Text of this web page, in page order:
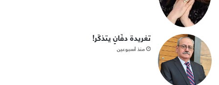
تغريدة دفّانٍ يتذكّر!
منذ أسبوعين